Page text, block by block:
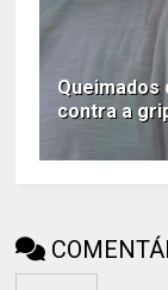
Queimados
contra a